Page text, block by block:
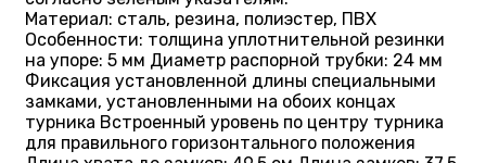
Материал: сталь, резина, полиэстер, ПВХ
Особенности: толщина уплотнительной резинки
на упоре: 5 мм Диаметр распорной трубки: 24 мм
Фиксация установленной длины специальными
замками, установленными на обоих концах
турника Встроенный уровень по центру турника
для правильного горизонтального положения